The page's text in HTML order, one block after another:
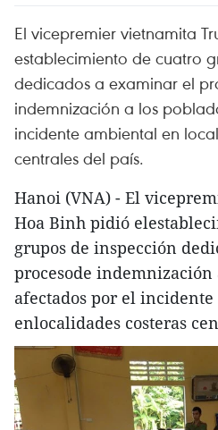
El vicepremier vietnamita
establecimiento de cuatro
dedicados a examinar el
indemnización a los
incidente ambiental en
centrales del país.
Hanoi (VNA) - El
Hoa Binh pidió
grupos de inspección
procesode indemnización
afectados por el
enlocalidades costeras